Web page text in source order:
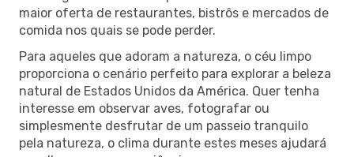
maior oferta de restaurantes, bistrôs e mercados de
comida nos quais se pode perder.
Para aqueles que adoram a natureza, o céu limpo
proporciona o cenário perfeito para explorar a beleza
natural de Estados Unidos da América. Quer tenha
interesse em observar aves, fotografar ou
simplesmente desfrutar de um passeio tranquilo
pela natureza, o clima durante estes meses ajudará